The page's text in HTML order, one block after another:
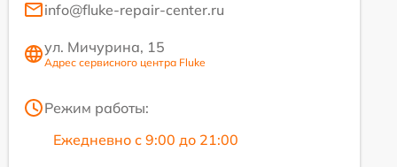
info@fluke-repair-center.ru
ул. Мичурина, 15
Адрес сервисного центра Fluke
Режим работы:
Ежедневно с 9:00 до 21:00